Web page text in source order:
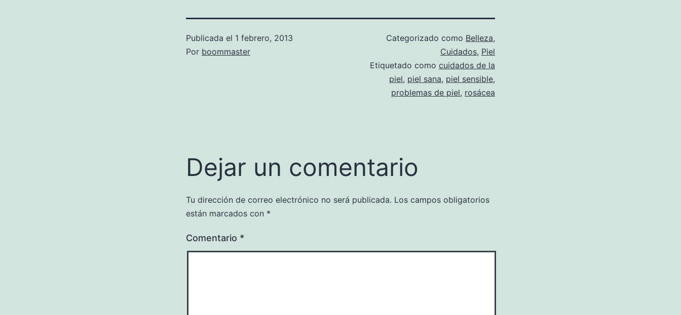
Publicada el 1 febrero, 2013
Por boommaster
Categorizado como Belleza,
Cuidados, Piel
Etiquetado como cuidados de la
piel, piel sana, piel sensible,
problemas de piel, rosácea
Dejar un comentario
Tu dirección de correo electrónico no será publicada. Los campos obligatorios
están marcados con *
Comentario *